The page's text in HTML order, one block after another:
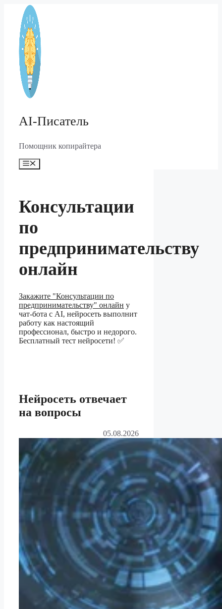
Перейти
содержимому
AI-Писатель
Помощник копирайтера
Меню
Консультации
по
предпринимательству
онлайн
Закажите "Консультации по
предпринимательству" онлайн у
чат-бота с AI, нейросеть выполнит
работу как настоящий
профессионал, быстро и недорого.
Бесплатный тест нейросети! ✅
Нейросеть отвечает
на вопросы
05.08.2026